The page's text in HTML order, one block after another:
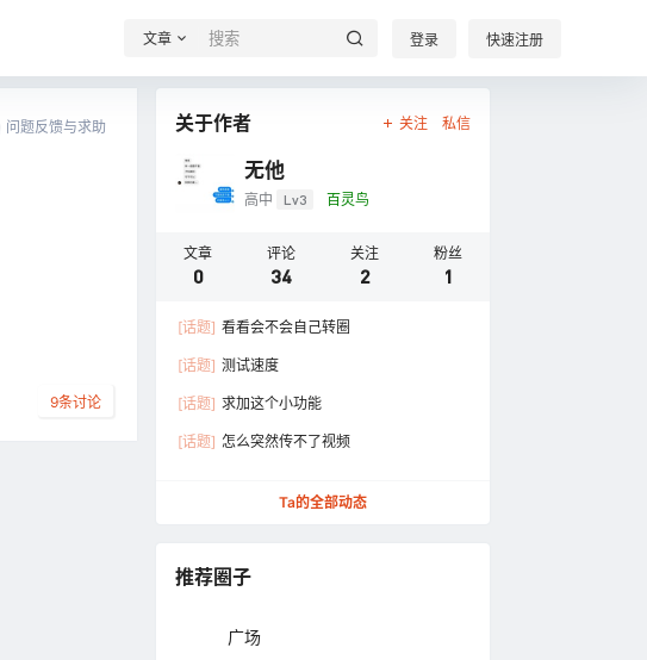
文章 登录 快速注册
问题反馈与求助
9条讨论
关于作者 关注 私信
无他
高中 Lv3 百灵鸟
文章
0
评论
34
关注
2
粉丝
1
[话题] 看看会不会自己转圈
[话题] 测试速度
[话题] 求加这个小功能
[话题] 怎么突然传不了视频
Ta的全部动态
推荐圈子
广场